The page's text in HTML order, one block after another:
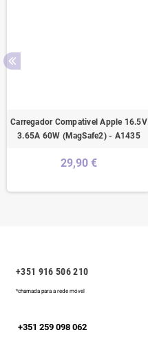
Carregador Compativel Apple 16.5V
3.65A 60W (MagSafe2) - A1435
29,90 €
+351 916 506 210
*chamada para a rede móvel
+351 259 098 062